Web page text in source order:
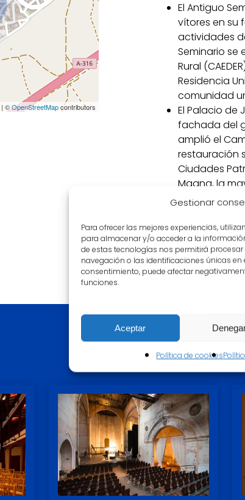
Gestionar
Para ofrecer las mejores experiencias,
para almacenar y/o acceder a la
de estas tecnologías nos permitirá
navegación o las identificaciones únicas en
consentimiento, puede afectar
funciones.
Aceptar
Política de cookies
| ©OpenStreetMapcontributors
El Antiguo
vítores en su
actividades
Seminario se
Rural
Residencia
comunidad
El Palacio de
fachada del
amplió el
restauración
Ciudades
Magna, la
diferentes